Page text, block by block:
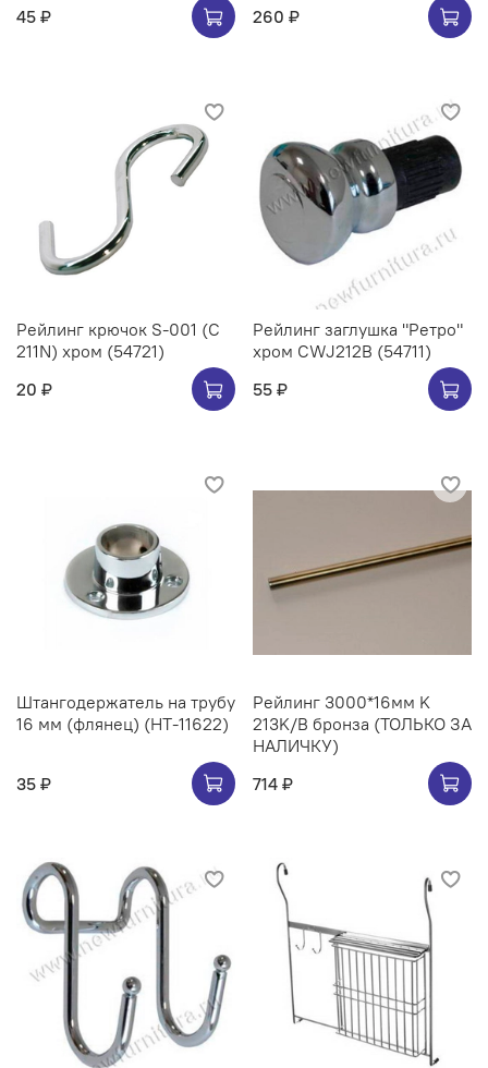
45 ₽
260 ₽
Рейлинг крючок S-001 (C
211N) хром (54721)
20 ₽
Рейлинг заглушка "Ретро"
хром CWJ212B (54711)
55 ₽
Штангодержатель на трубу
16 мм (флянец) (НТ-11622)
35 ₽
Рейлинг 3000*16мм K
213K/B бронза (ТОЛЬКО ЗА
НАЛИЧКУ)
714 ₽